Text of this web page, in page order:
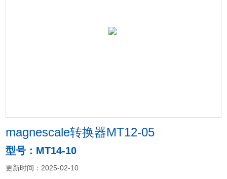
magnescale转换器MT12-05
型号：MT14-10
更新时间：2025-02-10